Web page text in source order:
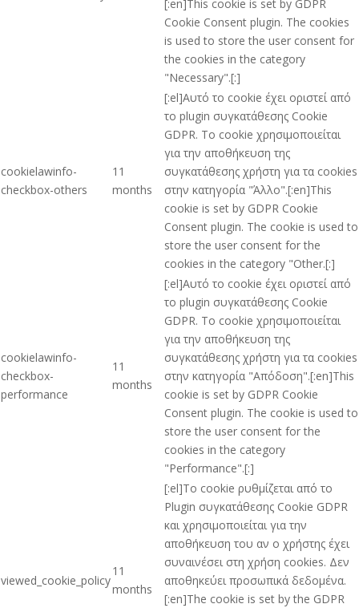
[:en]This cookie is set by GDPR
Cookie Consent plugin. The cookies
is used to store the user consent for
the cookies in the category
"Necessary".[:]
cookielawinfo-
checkbox-others
11
months
[:el]Αυτό το cookie έχει οριστεί από
το plugin συγκατάθεσης Cookie
GDPR. Το cookie χρησιμοποιείται
για την αποθήκευση της
συγκατάθεσης χρήστη για τα cookies
στην κατηγορία "Άλλο".[:en]This
cookie is set by GDPR Cookie
Consent plugin. The cookie is used to
store the user consent for the
cookies in the category "Other.[:]
cookielawinfo-
checkbox-
performance
11
months
[:el]Αυτό το cookie έχει οριστεί από
το plugin συγκατάθεσης Cookie
GDPR. Το cookie χρησιμοποιείται
για την αποθήκευση της
συγκατάθεσης χρήστη για τα cookies
στην κατηγορία "Απόδοση".[:en]This
cookie is set by GDPR Cookie
Consent plugin. The cookie is used to
store the user consent for the
cookies in the category
"Performance".[:]
viewed_cookie_policy
11
months
[:el]Το cookie ρυθμίζεται από το
Plugin συγκατάθεσης Cookie GDPR
και χρησιμοποιείται για την
αποθήκευση του αν ο χρήστης έχει
συναινέσει στη χρήση cookies. Δεν
αποθηκεύει προσωπικά δεδομένα.
[:en]The cookie is set by the GDPR